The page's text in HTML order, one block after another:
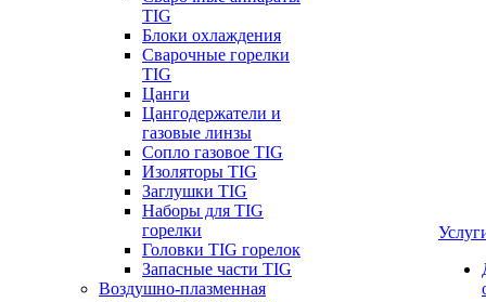
TIG
Блоки охлаждения
Сварочные горелки
TIG
Цанги
Цангодержатели и
газовые линзы
Сопло газовое TIG
Изоляторы TIG
Заглушки TIG
Наборы для TIG
горелки
Головки TIG горелок
Запасные части TIG
Воздушно-плазменная